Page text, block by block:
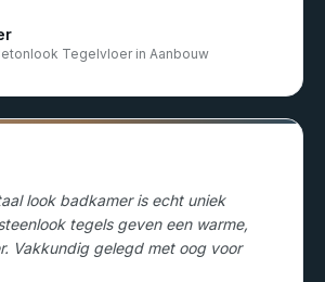
Tegelvloer in Aanbouw
look badkamer is echt uniek
tegels geven een warme,
Vakkundig gelegd met oog voor